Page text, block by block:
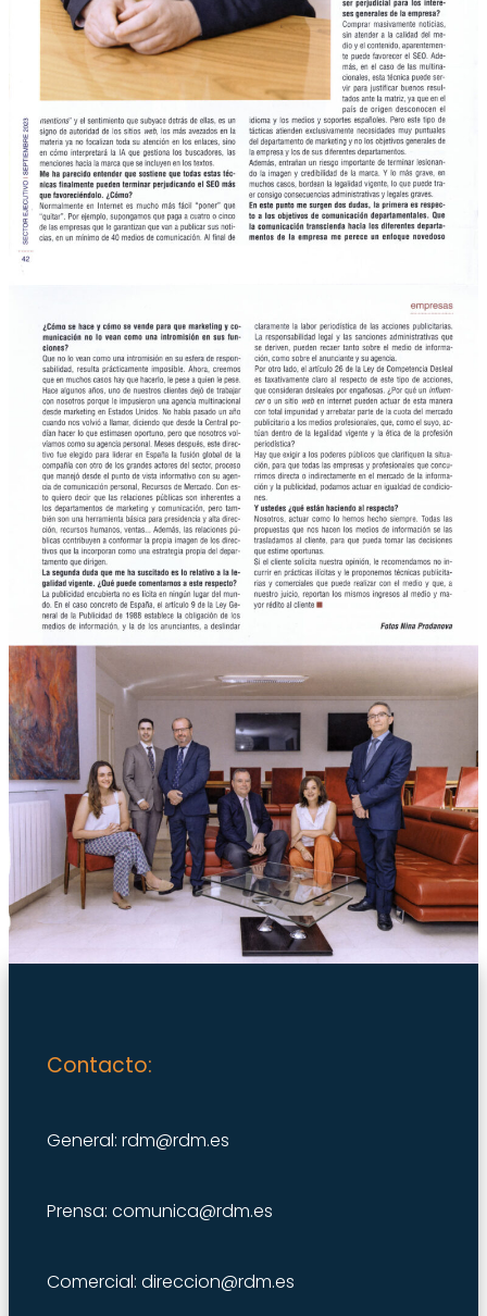
Contacto:
General: rdm@rdm.es
Prensa: comunica@rdm.es
Comercial: direccion@rdm.es